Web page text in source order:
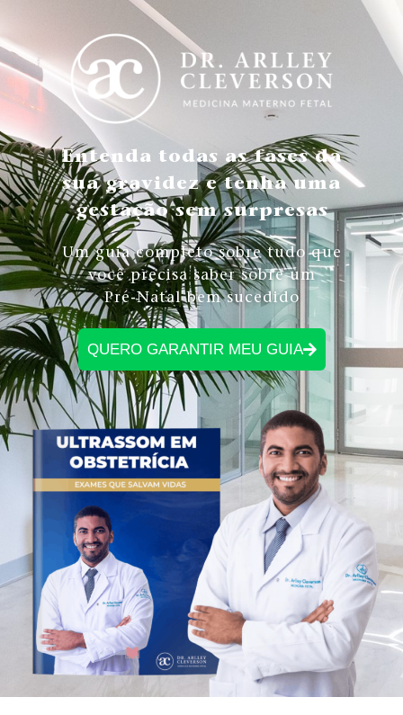
Entenda todas as fases da
sua gravidez e tenha uma
gestação sem surpresas
Um guia completo sobre tudo que
você precisa saber sobre um
Pré-Natal bem sucedido
QUERO GARANTIR MEU GUIA